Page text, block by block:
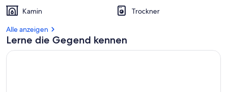
Kamin
Trockner
Alle anzeigen
Lerne die Gegend kennen